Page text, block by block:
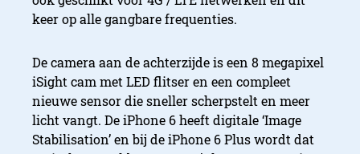
keer op alle gangbare frequenties.
De camera aan de achterzijde is een 8 megapixel
iSight cam met LED flitser en een compleet
nieuwe sensor die sneller scherpstelt en meer
licht vangt. De iPhone 6 heeft digitale ‘Image
Stabilisation’ en bij de iPhone 6 Plus wordt dat